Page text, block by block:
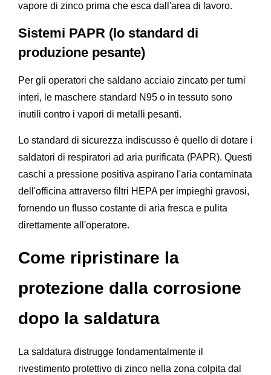
vapore di zinco prima che esca dall'area di lavoro.
Sistemi PAPR (lo standard di
produzione pesante)
Per gli operatori che saldano acciaio zincato per turni
interi, le maschere standard N95 o in tessuto sono
inutili contro i vapori di metalli pesanti.
Lo standard di sicurezza indiscusso è quello di dotare i
saldatori di respiratori ad aria purificata (PAPR). Questi
caschi a pressione positiva aspirano l'aria contaminata
dell'officina attraverso filtri HEPA per impieghi gravosi,
fornendo un flusso costante di aria fresca e pulita
direttamente all'operatore.
Come ripristinare la
protezione dalla corrosione
dopo la saldatura
La saldatura distrugge fondamentalmente il
rivestimento protettivo di zinco nella zona colpita dal